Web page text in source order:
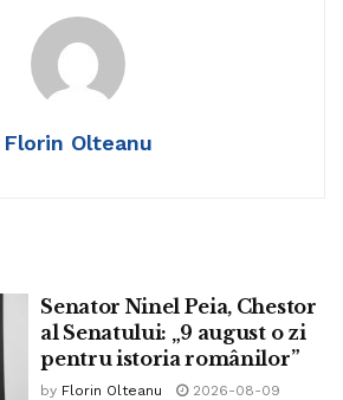
Dăncilă a declarat:
dar unele orgolii sunt mai
în prpăastie.
politice” care stau să explodeze
pentru Phizer, antreprenorii români
lucrări
Florin Olteanu
Senator Ninel Peia, Chestor
al Senatului: „9 august o zi
pentru istoria românilor”
by Florin Olteanu 2026-08-09